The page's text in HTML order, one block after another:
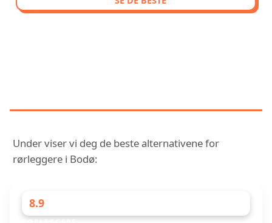
Under viser vi deg de beste alternativene for
rørleggere i Bodø:
8.9